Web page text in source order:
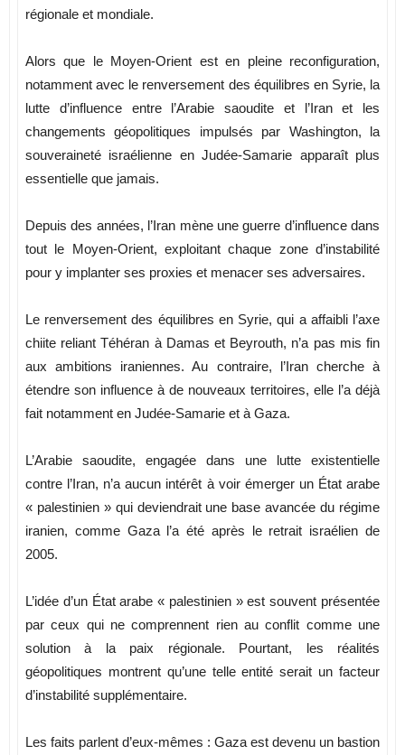
régionale et mondiale.
Alors que le Moyen-Orient est en pleine reconfiguration,
notamment avec le renversement des équilibres en Syrie, la
lutte d’influence entre l’Arabie saoudite et l’Iran et les
changements géopolitiques impulsés par Washington, la
souveraineté israélienne en Judée-Samarie apparaît plus
essentielle que jamais.
Depuis des années, l’Iran mène une guerre d’influence dans
tout le Moyen-Orient, exploitant chaque zone d’instabilité
pour y implanter ses proxies et menacer ses adversaires.
Le renversement des équilibres en Syrie, qui a affaibli l’axe
chiite reliant Téhéran à Damas et Beyrouth, n’a pas mis fin
aux ambitions iraniennes. Au contraire, l’Iran cherche à
étendre son influence à de nouveaux territoires, elle l’a déjà
fait notamment en Judée-Samarie et à Gaza.
L’Arabie saoudite, engagée dans une lutte existentielle
contre l’Iran, n’a aucun intérêt à voir émerger un État arabe
« palestinien » qui deviendrait une base avancée du régime
iranien, comme Gaza l’a été après le retrait israélien de
2005.
L’idée d’un État arabe « palestinien » est souvent présentée
par ceux qui ne comprennent rien au conflit comme une
solution à la paix régionale. Pourtant, les réalités
géopolitiques montrent qu’une telle entité serait un facteur
d’instabilité supplémentaire.
Les faits parlent d’eux-mêmes : Gaza est devenu un bastion